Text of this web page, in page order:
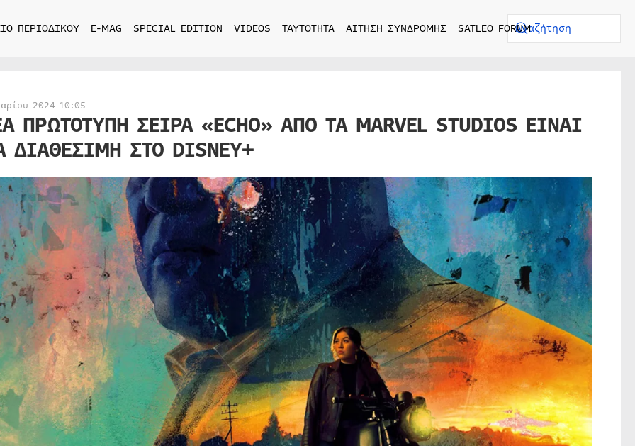
ΠΕΡΙΟΔΙΚΟΥ E-MAG SPECIAL EDITION VIDEOS ΤΑΥΤΟΤΗΤΑ ΑΙΤΗΣΗ ΣΥΝΔΡΟΜΗΣ SATLEO FORUM
2024 10:05
ΠΡΩΤΟΤΥΠΗ ΣΕΙΡΑ «ECHO» ΑΠΟ ΤΑ MARVEL STUDIOS ΕΙΝΑΙ
ΔΙΑΘΕΣΙΜΗ ΣΤΟ DISNEY+